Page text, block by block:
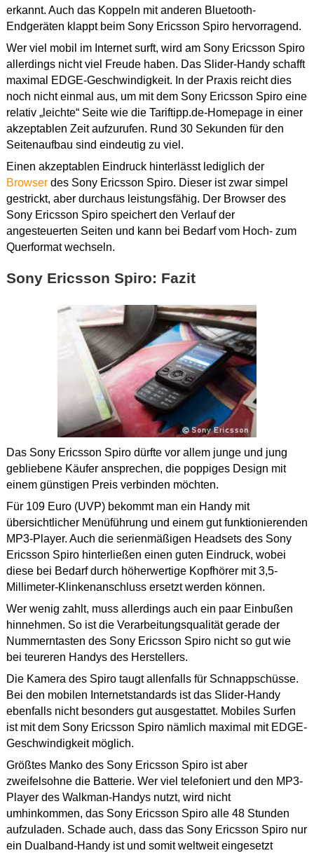
erkannt. Auch das Koppeln mit anderen Bluetooth-
Endgeräten klappt beim Sony Ericsson Spiro hervorragend.
Wer viel mobil im Internet surft, wird am Sony Ericsson Spiro
allerdings nicht viel Freude haben. Das Slider-Handy schafft
maximal EDGE-Geschwindigkeit. In der Praxis reicht dies
noch nicht einmal aus, um mit dem Sony Ericsson Spiro eine
relativ „leichte“ Seite wie die Tariftipp.de-Homepage in einer
akzeptablen Zeit aufzurufen. Rund 30 Sekunden für den
Seitenaufbau sind eindeutig zu viel.
Einen akzeptablen Eindruck hinterlässt lediglich der
Browserdes Sony Ericsson Spiro. Dieser ist zwar simpel
gestrickt, aber durchaus leistungsfähig. Der Browser des
Sony Ericsson Spiro speichert den Verlauf der
angesteuerten Seiten und kann bei Bedarf vom Hoch- zum
Querformat wechseln.
Sony Ericsson Spiro: Fazit
Das Sony Ericsson Spiro dürfte vor allem junge und jung
gebliebene Käufer ansprechen, die poppiges Design mit
einem günstigen Preis verbinden möchten.
Für 109 Euro (UVP) bekommt man ein Handy mit
übersichtlicher Menüführung und einem gut funktionierenden
MP3-Player. Auch die serienmäßigen Headsets des Sony
Ericsson Spiro hinterließen einen guten Eindruck, wobei
diese bei Bedarf durch höherwertige Kopfhörer mit 3,5-
Millimeter-Klinkenanschluss ersetzt werden können.
Wer wenig zahlt, muss allerdings auch ein paar Einbußen
hinnehmen. So ist die Verarbeitungsqualität gerade der
Nummerntasten des Sony Ericsson Spiro nicht so gut wie
bei teureren Handys des Herstellers.
Die Kamera des Spiro taugt allenfalls für Schnappschüsse.
Bei den mobilen Internetstandards ist das Slider-Handy
ebenfalls nicht besonders gut ausgestattet. Mobiles Surfen
ist mit dem Sony Ericsson Spiro nämlich maximal mit EDGE-
Geschwindigkeit möglich.
Größtes Manko des Sony Ericsson Spiro ist aber
zweifelsohne die Batterie. Wer viel telefoniert und den MP3-
Player des Walkman-Handys nutzt, wird nicht
umhinkommen, das Sony Ericsson Spiro alle 48 Stunden
aufzuladen. Schade auch, dass das Sony Ericsson Spiro nur
ein Dualband-Handy ist und somit weltweit eingesetzt